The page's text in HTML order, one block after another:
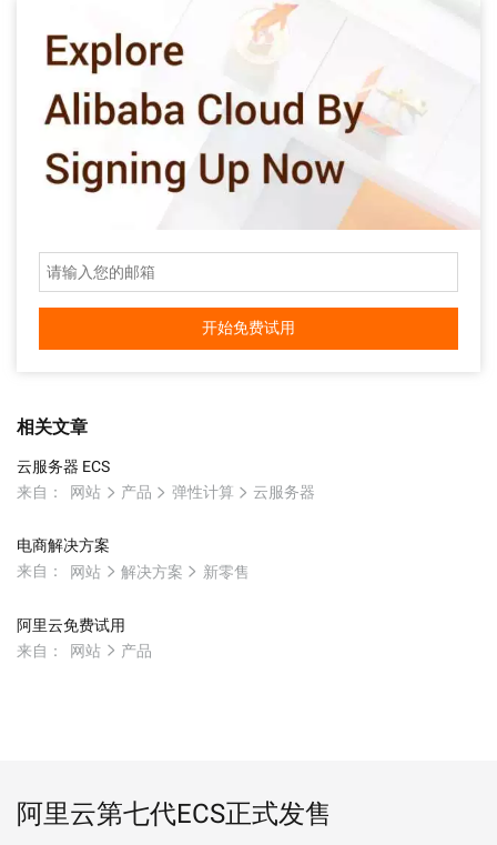
开始免费试用
相关文章
云服务器 ECS
来自：
网站 产品 弹性计算 云服务器
电商解决方案
来自：
网站 解决方案 新零售
阿里云免费试用
来自：
网站 产品
阿里云第七代ECS正式发售